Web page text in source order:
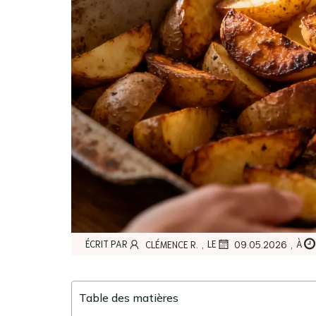
ÉCRIT PAR CLÉMENCE R. , LE 09.05.2026 , À
Table des matières